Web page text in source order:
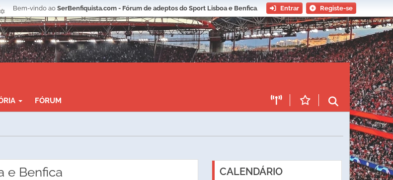
Bem-vindo ao SerBenfiquista.com - Fórum de adeptos do Sport Lisboa e Benfica. Entrar Registe-se
FÓRUM
e Benfica CALENDÁRIO